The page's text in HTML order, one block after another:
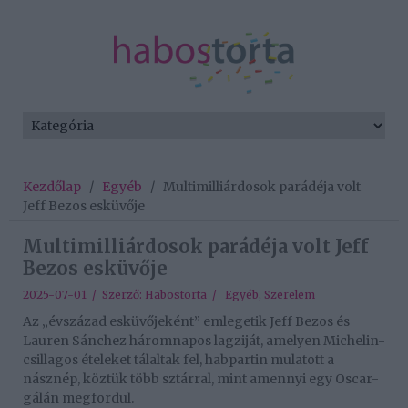
Kezdőlap / Egyéb / Multimilliárdosok parádéja volt
Jeff Bezos esküvője
Multimilliárdosok parádéja volt Jeff
Bezos esküvője
2025-07-01 / Szerző: Habostorta / Egyéb, Szerelem
Az „évszázad esküvőjeként” emlegetik Jeff Bezos és
Lauren Sánchez háromnapos lagziját, amelyen Michelin-
csillagos ételeket tálaltak fel, habpartin mulatott a
násznép, köztük több sztárral, mint amennyi egy Oscar-
gálán megfordul.